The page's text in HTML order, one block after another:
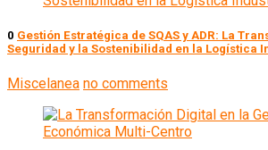
0 Gestión Estratégica de SQAS y ADR: La
Seguridad y la Sostenibilidad en la Logística
Miscelanea no comments